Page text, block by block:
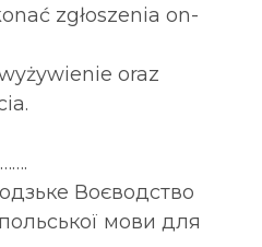
zgłoszenia on-
oraz
Воєводство
мови для